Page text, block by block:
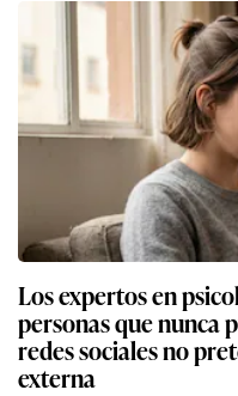
Los expertos en
personas que nunca
redes sociales no
externa